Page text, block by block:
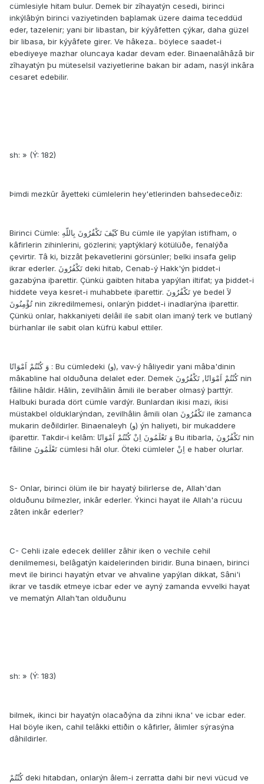
cümlesiyle hitam bulur. Demek bir zîhayatýn cesedi, birinci
inkýlâbýn birinci vaziyetinden baþlamak üzere daima teceddüd
eder, tazelenir; yani bir libastan, bir kýyâfetten çýkar, daha güzel
bir libasa, bir kýyâfete girer. Ve hâkeza.. böylece saadet-i
ebediyeye mazhar oluncaya kadar devam eder. Binaenalâhâzâ bir
zîhayatýn þu müteselsil vaziyetlerine bakan bir adam, nasýl inkâra
cesaret edebilir.
sh: » (Ý: 182)
Þimdi mezkûr âyetteki cümlelerin hey'etlerinden bahsedeceðiz:
Birinci Cümle: كَيْفَ تَكْفُرُونَ بِاللّهِ Bu cümle ile yapýlan istifham, o
kâfirlerin zihinlerini, gözlerini; yaptýklarý kötülüðe, fenalýða
çevirtir. Tâ ki, bizzât þekavetlerini görsünler; belki insafa gelip
ikrar ederler. تَكْفُرُونَ deki hitab, Cenab-ý Hakk'ýn þiddet-i
gazabýna iþarettir. Çünkü gaibten hitaba yapýlan iltifat; ya þiddet-i
hiddete veya kesret-i muhabbete iþarettir. تَكْفُرُونَ ye bedel لاَ
تُؤْمِنُونَ nin zikredilmemesi, onlarýn þiddet-i inadlarýna iþarettir.
Çünkü onlar, hakkaniyeti delâil ile sabit olan imaný terk ve butlaný
bürhanlar ile sabit olan küfrü kabul ettiler.
وَ كُنْتُمْ اَمْوَاتًا : Bu cümledeki (و), vav-ý hâliyedir yani mâba'dinin
mâkabline hal olduðuna delalet eder. Demek كُنْتُمْ اَمْوَاتًا, تَكْفُرُونَ nin
fâiline hâldir. Hâlin, zevilhâlin âmili ile beraber olmasý þarttýr.
Halbuki burada dört cümle vardýr. Bunlardan ikisi mazi, ikisi
müstakbel olduklarýndan, zevilhâlin âmili olan تَكْفُرُونَ ile zamanca
mukarin deðildirler. Binaenaleyh (و) ýn haliyeti, bir mukaddere
iþarettir. Takdir-i kelâm: وَ تَعْلَمُونَ اِنْ كُنْتُمْ اَمْوَاتًا Bu itibarla, تَكْفُرُونَ nin
fâiline تَعْلَمُونَ cümlesi hâl olur. Öteki cümleler اِنْ e haber olurlar.
S- Onlar, birinci ölüm ile bir hayatý bilirlerse de, Allah'dan
olduðunu bilmezler, inkâr ederler. Ýkinci hayat ile Allah'a rücuu
zâten inkâr ederler?
C- Cehli izale edecek deliller zâhir iken o vechile cehil
denilmemesi, belâgatýn kaidelerinden biridir. Buna binaen, birinci
mevt ile birinci hayatýn etvar ve ahvaline yapýlan dikkat, Sâni'i
ikrar ve tasdik etmeye icbar eder ve ayný zamanda evvelki hayat
ve mematýn Allah'tan olduðunu
sh: » (Ý: 183)
bilmek, ikinci bir hayatýn olacaðýna da zihni ikna' ve icbar eder.
Hal böyle iken, cahil telâkki ettiðin o kâfirler, âlimler sýrasýna
dâhildirler.
كُنْتُمْ deki hitabdan, onlarýn âlem-i zerratta dahi bir nevi vücud ve